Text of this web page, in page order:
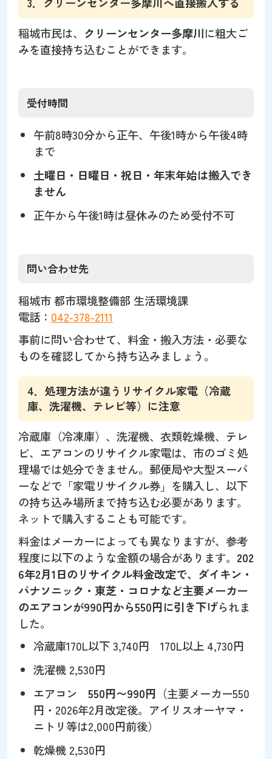
稲城市民は、 クリーンセンター多摩川に粗大ご
みを直接持ち込むことができます。
受付時間
午前8時30分から正午、午後1時から午後4時
まで
土曜日・日曜日・祝日・年末年始は搬入でき
ません
正午から午後1時は昼休みのため受付不可
問い合わせ先
稲城市 都市環境整備部 生活環境課
電話： 042-378-2111
事前に問い合わせて、料金・搬入方法・必要な
ものを確認してから持ち込みましょう。
4．処理方法が違うリサイクル家電（冷蔵
庫、洗濯機、テレビ等）に注意
冷蔵庫（冷凍庫）、洗濯機、衣類乾燥機、テレ
ビ、エアコンのリサイクル家電は、市のゴミ処
理場では処分できません。郵便局や大型スーパ
ーなどで「家電リサイクル券」を購入し、以下
の持ち込み場所まで持ち込む必要があります。
ネットで購入することも可能です。
料金はメーカーによっても異なりますが、参考
程度に以下のような金額の場合があります。 202
6年2月1日のリサイクル料金改定で、ダイキン・
パナソニック・東芝・コロナなど主要メーカー
のエアコンが990円から550円に引き下げられま
した。
冷蔵庫170L以下 3,740円 170L以上 4,730円
洗濯機 2,530円
エアコン 550円〜990円 （主要メーカー550
円・2026年2月改定後。アイリスオーヤマ・
ニトリ等は2,000円前後）
乾燥機 2,530円